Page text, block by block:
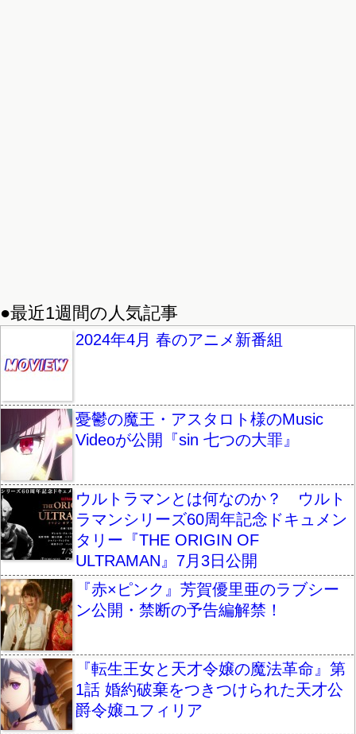
●最近1週間の人気記事
2024年4月 春のアニメ新番組
憂鬱の魔王・アスタロト様のMusic
Videoが公開『sin 七つの大罪』
ウルトラマンとは何なのか？ ウルト
ラマンシリーズ60周年記念ドキュメン
タリー『THE ORIGIN OF
ULTRAMAN』7月3日公開
『赤×ピンク』芳賀優里亜のラブシー
ン公開・禁断の予告編解禁！
『転生王女と天才令嬢の魔法革命』第
1話 婚約破棄をつきつけられた天才公
爵令嬢ユフィリア